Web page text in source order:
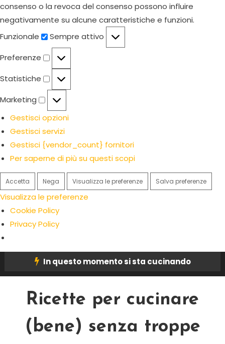
consenso o la revoca del consenso possono influire
negativamente su alcune caratteristiche e funzioni.
Funzionale
Funzionale
Sempre attivo
Preferenze
Preferenze
Statistiche Statistiche
Marketing Marketing
Gestisci opzioni
Gestisci servizi
Gestisci {vendor_count} fornitori
Per saperne di più su questi scopi
Accetta Nega Visualizza le preferenze Salva preferenze
Visualizza le preferenze
Cookie Policy
Privacy Policy
In questo momento si sta cucinando
Ricette per cucinare
(bene) senza troppe